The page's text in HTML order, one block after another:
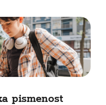
pismenost